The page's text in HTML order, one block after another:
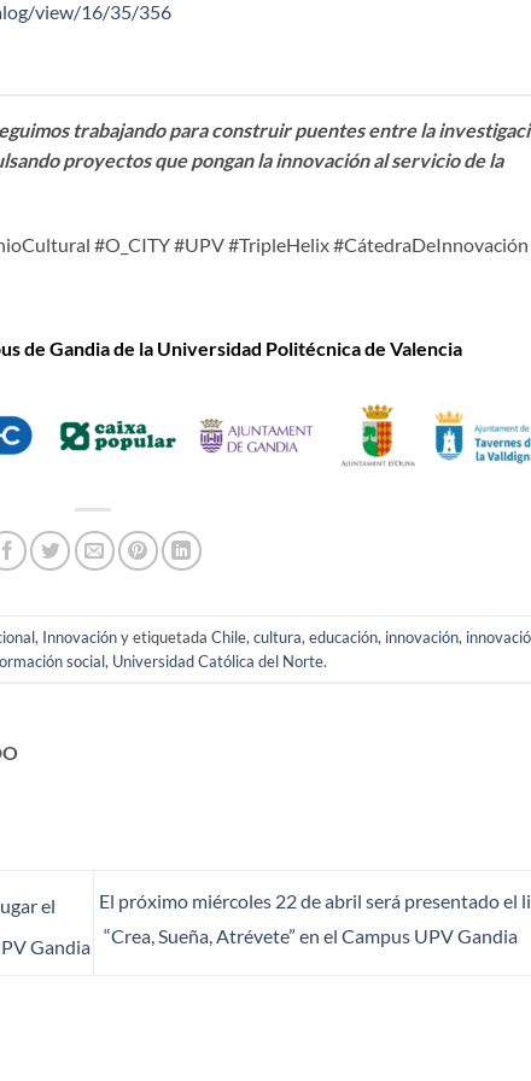
view/16/35/356
trabajando para construir puentes entre la
proyectos que pongan la innovación al servicio de la
#O_CITY #UPV #TripleHelix #CátedraDeInnovación
de Gandia de la Universidad Politécnica de Valencia
, Innovacióny etiquetada Chile, cultura, educación, innovación,
social, Universidad Católica del Norte.
el
Gandia
El próximo miércoles 22 de abril será presentado el
“Crea, Sueña, Atrévete” en el Campus UPV Gandia